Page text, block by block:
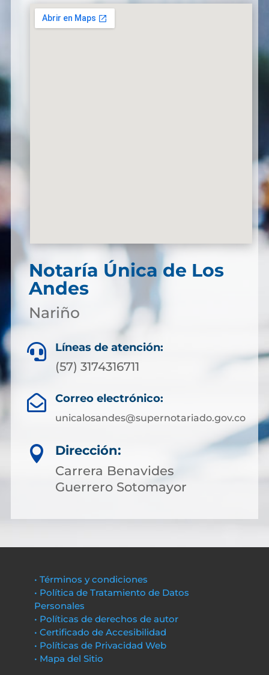
Notaría Única de Los
Andes
Nariño
 Líneas de atención:
(57) 3174316711
 Correo electrónico:
unicalosandes@supernotariado.gov.co

Dirección:
Carrera Benavides
Guerrero Sotomayor
• Términos y condiciones
• Política de Tratamiento de Datos
Personales
• Políticas de derechos de autor
• Certificado de Accesibilidad
• Políticas de Privacidad Web
• Mapa del Sitio